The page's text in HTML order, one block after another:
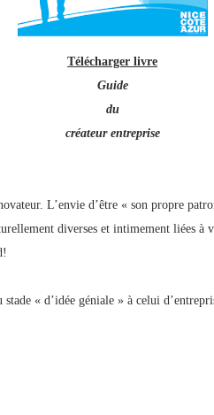
Télécharger livre
Guide
du
créateur entreprise
L’envie d’être « son propre
diverses et intimement liées à
« d’idée géniale » à celui